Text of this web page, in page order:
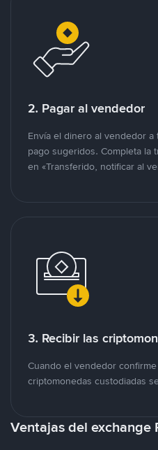
2. Pagar al vendedor
Envía el dinero al vendedor
pago sugeridos. Completa la
en «Transferido, notificar al
3. Recibir las
Cuando el vendedor
criptomonedas custodiadas
Ventajas del exchange